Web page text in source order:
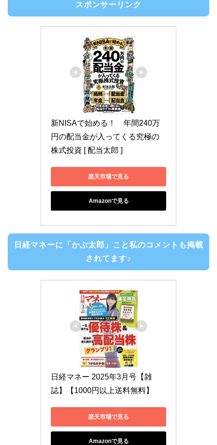
スポンサーリンク
新NISAで始める！　年間240万
円の配当金が入ってくる究極の
株式投資 [ 配当太郎 ]
楽天市場で見る
Amazonで見る
日経マネーに「かぶ太郎」こと私のコメントも掲載
されてます♪
日経マネー 2025年3月号【雑
誌】【1000円以上送料無料】
楽天市場で見る
Amazonで見る